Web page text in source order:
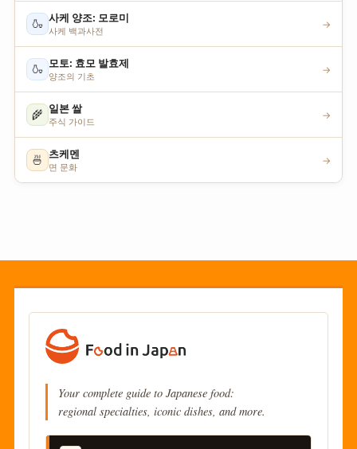
🍶 사케 양조: 모로미
사케 백과사전
→
🍶 모토: 효모 발효제
양조의 기초
→
🌾 일본 쌀
주식 가이드
→
🍜 츠케멘
면 문화
→
Your complete guide to Japanese food:
regional specialties, iconic dishes, and more.